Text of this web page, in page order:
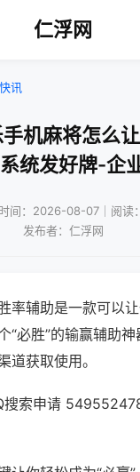
仁浮网
讯
机麻将怎么让
统发好牌-企
间：2026-08-07｜阅读
发布者：仁浮网
率辅助是一款可以
“必胜”的输赢辅助
道获取使用。
搜索申请